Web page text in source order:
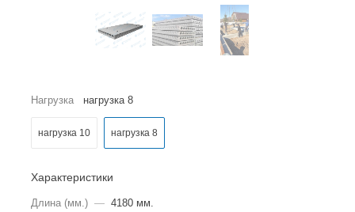
Нагрузка нагрузка 8
нагрузка 10 нагрузка 8
Характеристики
Длина (мм.) — 4180 мм.